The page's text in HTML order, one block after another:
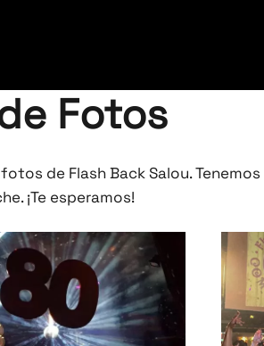
Fotos
de Flash Back Salou.
¡Te esperamos!